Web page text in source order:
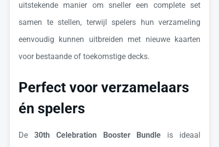
uitstekende manier om sneller een complete set
samen te stellen, terwijl spelers hun verzameling
eenvoudig kunnen uitbreiden met nieuwe kaarten
voor bestaande of toekomstige decks.
Perfect voor verzamelaars
én spelers
De 30th Celebration Booster Bundle is ideaal